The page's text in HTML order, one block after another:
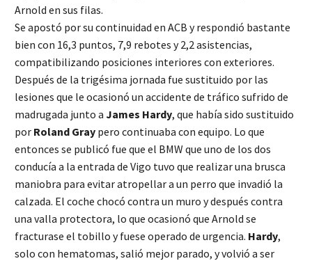
Arnold en sus filas.
Se apostó por su continuidad en ACB y respondió bastante
bien con 16,3 puntos, 7,9 rebotes y 2,2 asistencias,
compatibilizando posiciones interiores con exteriores.
Después de la trigésima jornada fue sustituido por las
lesiones que le ocasionó un accidente de tráfico sufrido de
madrugada junto a James Hardy, que había sido sustituido
por Roland Gray pero continuaba con equipo. Lo que
entonces se publicó fue que el BMW que uno de los dos
conducía a la entrada de Vigo tuvo que realizar una brusca
maniobra para evitar atropellar a un perro que invadió la
calzada. El coche chocó contra un muro y después contra
una valla protectora, lo que ocasionó que Arnold se
fracturase el tobillo y fuese operado de urgencia. Hardy,
solo con hematomas, salió mejor parado, y volvió a ser